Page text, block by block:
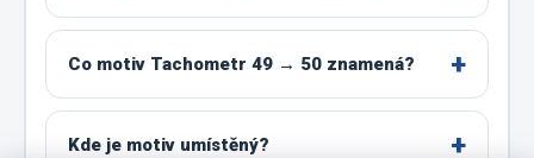
Co motiv Tachometr 49 → 50 znamená?
Kde je motiv umístěný?